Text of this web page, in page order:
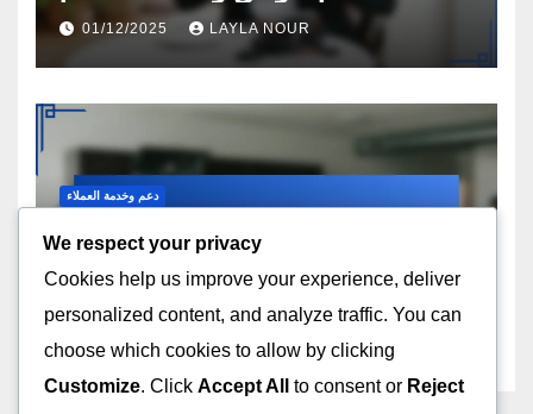
01/12/2025 LAYLA NOUR
دعم وخدمة العملاء
منتديات المجتمع: الفعالية، تفاعل
المستخدم وحل المشكلات
We respect your privacy
Cookies help us improve your experience, deliver
personalized content, and analyze traffic. You can
choose which cookies to allow by clicking
Customize. Click Accept All to consent or Reject